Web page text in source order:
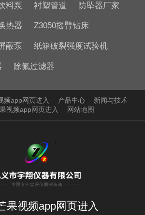
料泵 衬塑管道 防坠器厂家
热器 Z3050摇臂钻床
蔽泵 纸箱破裂强度试验机
除氟过滤器
频app网页进入 产品中心
新闻与技术
视频app网页进入
网站地图
果视频app网页进入